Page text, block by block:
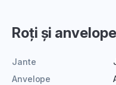
Roți și anvelope
Jante
Anvelope